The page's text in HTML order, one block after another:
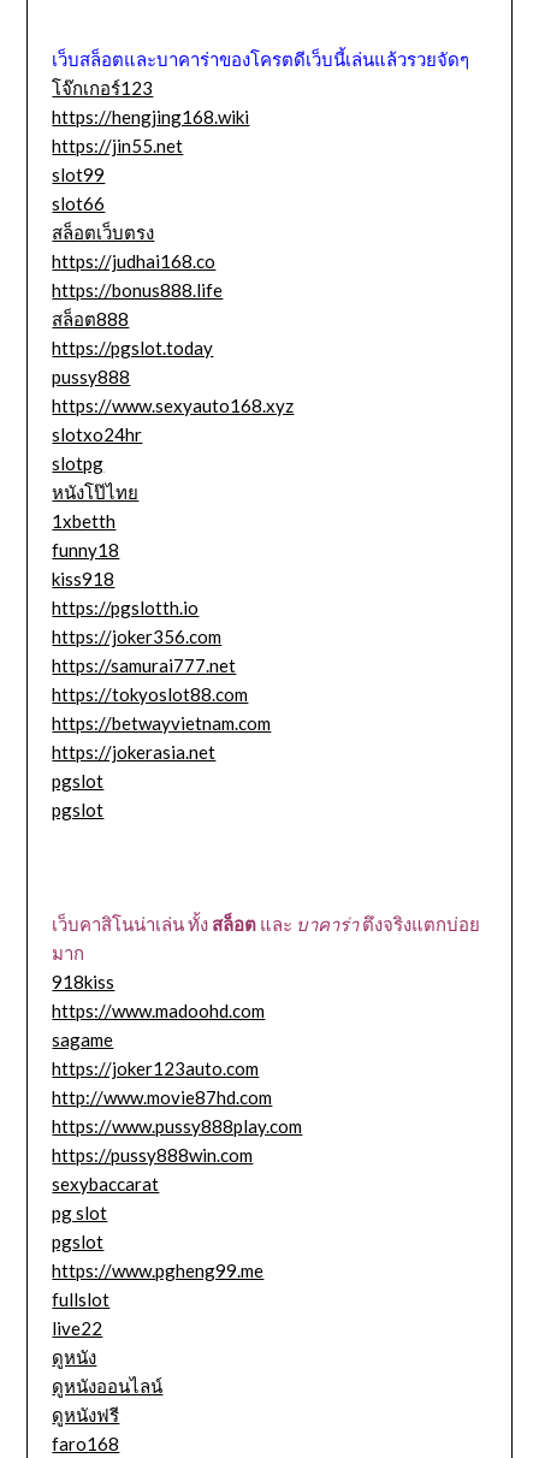
เว็บสล็อตและบาคาร่าของโครตดีเว็บนี้เล่นแล้วรวยจัดๆ
โจ๊กเกอร์123
https://hengjing168.wiki
https://jin55.net
slot99
slot66
สล็อตเว็บตรง
https://judhai168.co
https://bonus888.life
สล็อต888
https://pgslot.today
pussy888
https://www.sexyauto168.xyz
slotxo24hr
slotpg
หนังโป๊ไทย
1xbetth
funny18
kiss918
https://pgslotth.io
https://joker356.com
https://samurai777.net
https://tokyoslot88.com
https://betwayvietnam.com
https://jokerasia.net
pgslot
pgslot
เว็บคาสิโนน่าเล่น ทั้ง สล็อต และ บาคาร่าตึงจริงแตกบ่อย
มาก
918kiss
https://www.madoohd.com
sagame
https://joker123auto.com
http://www.movie87hd.com
https://www.pussy888play.com
https://pussy888win.com
sexybaccarat
pg slot
pgslot
https://www.pgheng99.me
fullslot
live22
ดูหนัง
ดูหนังออนไลน์
ดูหนังฟรี
faro168